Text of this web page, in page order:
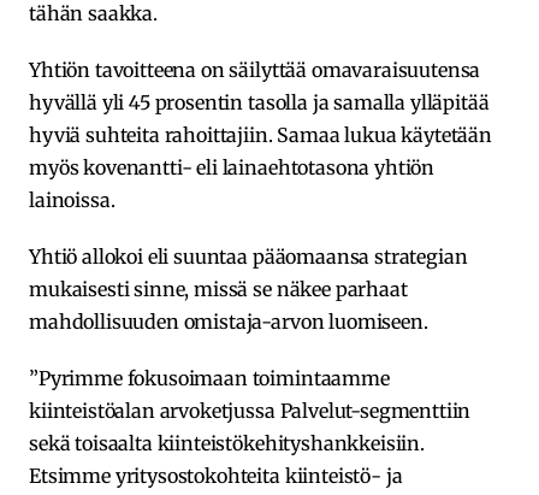
tähän saakka.
Yhtiön tavoitteena on säilyttää omavaraisuutensa
hyvällä yli 45 prosentin tasolla ja samalla ylläpitää
hyviä suhteita rahoittajiin. Samaa lukua käytetään
myös kovenantti- eli lainaehtotasona yhtiön
lainoissa.
Yhtiö allokoi eli suuntaa pääomaansa strategian
mukaisesti sinne, missä se näkee parhaat
mahdollisuuden omistaja-arvon luomiseen.
”Pyrimme fokusoimaan toimintaamme
kiinteistöalan arvoketjussa Palvelut-segmenttiin
sekä toisaalta kiinteistökehityshankkeisiin.
Etsimme yritysostokohteita kiinteistö- ja